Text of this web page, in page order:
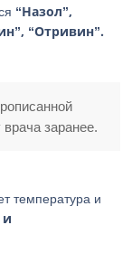
“Назол”,
“Отривин”.
заранее.
температура и